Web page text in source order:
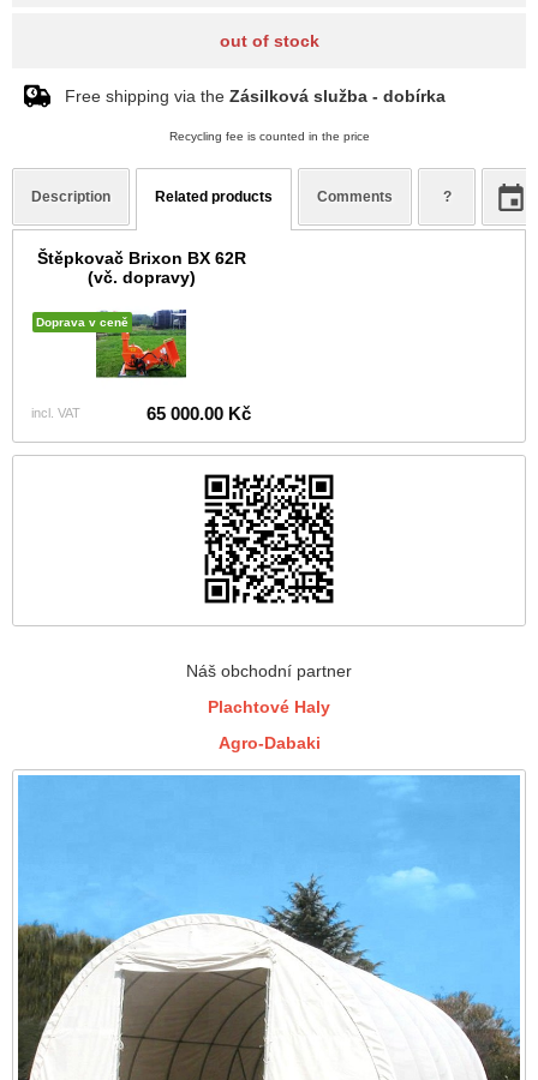
Náš obchodní partner
Plachtové Haly
Agro-Dabaki
out of stock
Free shipping via the Zásilková služba - dobírka
Recycling fee is counted in the price
Description Related products Comments ?
Štěpkovač Brixon BX 62R
(vč. dopravy)
Doprava v ceně
incl. VAT 65 000.00 Kč